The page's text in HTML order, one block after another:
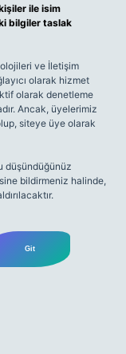
ile isim
bilgiler taslak
ve İletişim
olarak hizmet
olarak denetleme
Ancak, üyelerimiz
siteye üye olarak
düşündüğünüz
bildirmeniz halinde,